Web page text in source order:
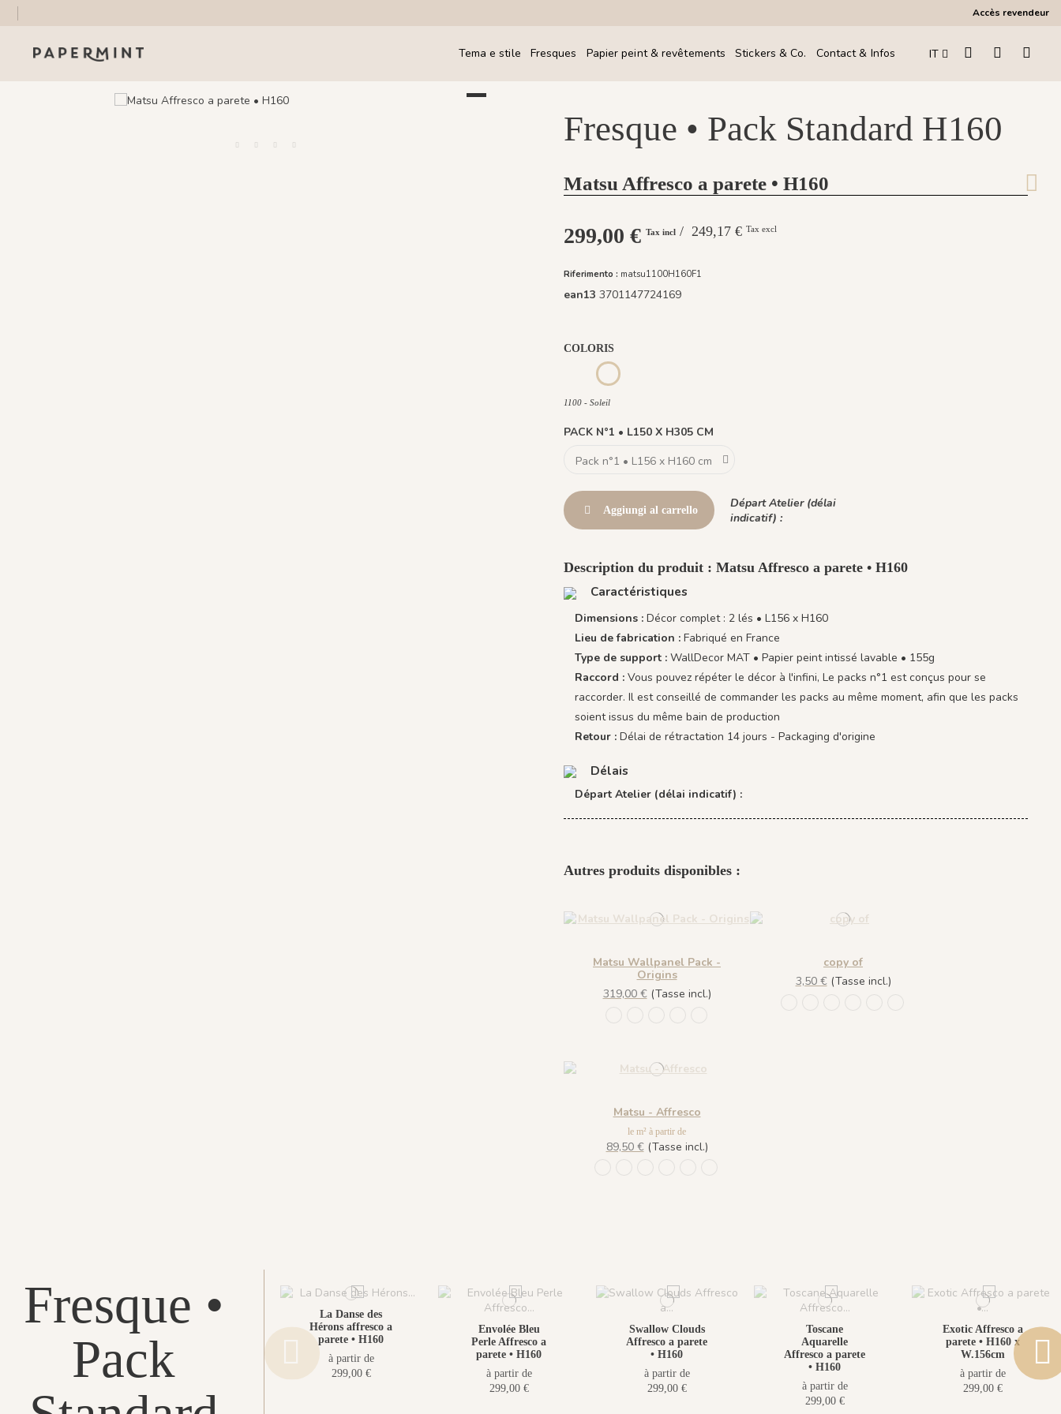
Accès revendeur
Tema e stile Fresques Papier peint & revêtements Stickers & Co. Contact & Infos IT
Fresque • Pack Standard H160
Matsu Affresco a parete • H160
299,00 € Tax incl / 249,17 € Tax excl
Riferimento : matsu1100H160F1
ean13 3701147724169
COLORIS
953 Été
1100 - Soleil
1100 - Soleil
PACK N°1 • L150 X H305 CM
Aggiungi al carrello
Départ Atelier (délai
indicatif) :
Description du produit : Matsu Affresco a parete • H160
Caractéristiques
Dimensions : Décor complet : 2 lés • L156 x H160
Lieu de fabrication : Fabriqué en France
Type de support : WallDecor MAT • Papier peint intissé lavable • 155g
Raccord : Vous pouvez répéter le décor à l'infini, Le packs n°1 est conçus pour se
raccorder. Il est conseillé de commander les packs au même moment, afin que les packs
soient issus du même bain de production
Retour : Délai de rétractation 14 jours - Packaging d'origine
Délais
Départ Atelier (délai indicatif) :
Autres produits disponibles :
Matsu Wallpanel Pack -
Origins
319,00 €(Tasse incl.)
copy of
3,50 €(Tasse incl.)
Matsu - Affresco
le m² à partir de
89,50 €(Tasse incl.)
Fresque •
Pack
La Danse des
Hérons affresco a
parete • H160
à partir de
299,00 €
Envolée Bleu
Perle Affresco a
parete • H160
à partir de
299,00 €
Swallow Clouds
Affresco a parete
• H160
à partir de
299,00 €
Toscane
Aquarelle
Affresco a parete
• H160
à partir de
299,00 €
Exotic Affresco a
parete • H160 x
W.156cm
à partir de
299,00 €